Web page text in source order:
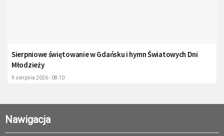
Sierpniowe świętowanie w Gdańsku i hymn Światowych Dni
Młodzieży
9 sierpnia 2026 - 08:10
Nawigacja